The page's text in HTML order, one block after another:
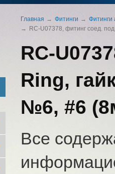
Главная Фитинги
Фитинги
RC-U07378, фитинг соед.
RC-
Ring,
№6, #6
Все